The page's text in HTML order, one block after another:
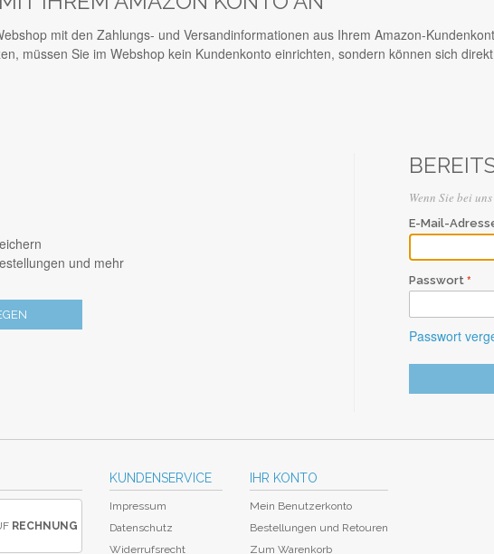
mit den Zahlungs- und Versandinformationen aus Ihrem Amazon-
müssen Sie im Webshop kein Kundenkonto einrichten, sondern können sich
und mehr
Wenn Sie bei
E-Mail-
Passwort
Passwort
RECHNUNG
KUNDENSERVICE
Impressum
Datenschutz
Widerrufsrecht
IHR KONTO
Mein Benutzerkonto
Bestellungen und Retouren
Zum Warenkorb